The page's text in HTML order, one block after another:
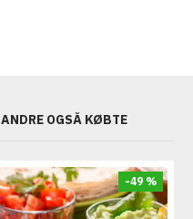
ANDRE OGSÅ KØBTE
-49 %